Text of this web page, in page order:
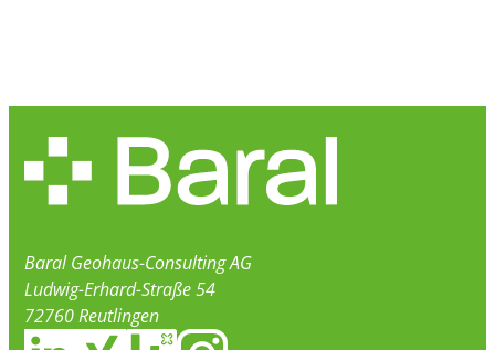
Baral Geohaus-Consulting AG
Ludwig-Erhard-Straße 54
72760 Reutlingen